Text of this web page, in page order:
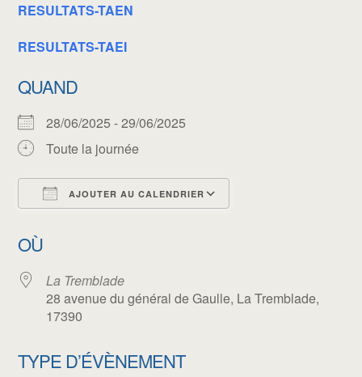
RESULTATS-TAEN
RESULTATS-TAEI
QUAND
28/06/2025 - 29/06/2025
Toute la journée
AJOUTER AU CALENDRIER
OÙ
La Tremblade
28 avenue du général de Gaulle, La Tremblade,
17390
TYPE D’ÉVÈNEMENT